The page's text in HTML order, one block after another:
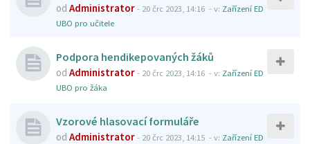
od Administrator- 20 črc 2023, 14:16 - v: Zařízení ED
UBO pro učitele
Podpora hendikepovaných žáků
od Administrator- 20 črc 2023, 14:16 - v: Zařízení ED
UBO pro žáka
Vzorové hlasovací formuláře
od Administrator- 20 črc 2023, 14:15 - v: Zařízení ED